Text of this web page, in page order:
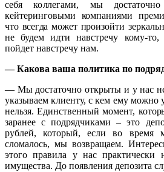
себя коллегами, мы
кейтеринговыми компаниями
что всегда может произойти
не будем идти навстречу кому-то,
пойдет навстречу нам.
— Какова ваша политика по
— Мы достаточно открыты и у нас
указываем клиенту, с кем ему можно
нельзя. Единственный момент,
заранее с подрядчиками – это
рублей, который, если во время
сломалось, мы возвращаем.
этого правила у нас практически
имущества. До появления депозита